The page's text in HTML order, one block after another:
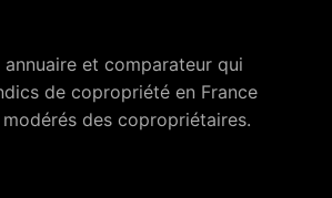
et comparateur qui
de copropriété en France
des copropriétaires.